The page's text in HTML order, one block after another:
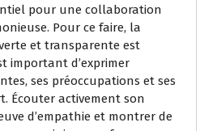
pour une collaboration
Pour ce faire, la
et transparente est
important d’exprimer
ses préoccupations et ses
Écouter activement son
d’empathie et montrer de